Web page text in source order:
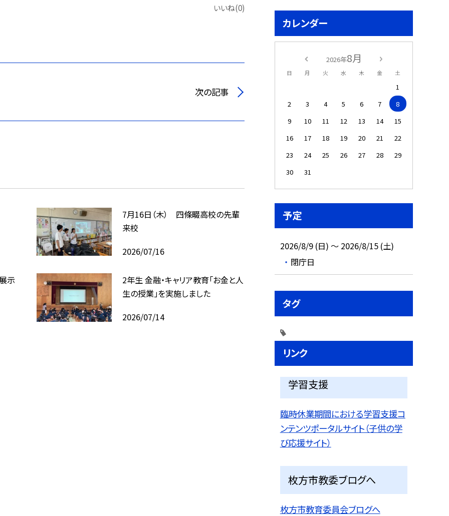
いいね(0)
次の記事
7月16日（木） 四條畷高校の先輩
来校
2026/07/16
示
2年生 金融・キャリア教育「お金と人
生の授業」を実施しました
2026/07/14
カレンダー
2026年8月
日 月 火 水 木 金 土
1
2
3 4 5 6 7
8
9
10 11 12 13 14
15
16
17 18 19 20 21
22
23
24 25 26 27 28
29
30
31
予定
2026/8/9 (日) ～ 2026/8/15 (土)
閉庁日
タグ
リンク
学習支援
臨時休業期間における学習支援コ
ンテンツポータルサイト（子供の学
び応援サイト）
枚方市教委ブログへ
枚方市教育委員会ブログへ